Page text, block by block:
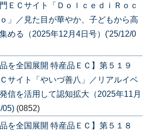
ＥＣサイト「ＤｏｌｃｅｄｉＲｏｃ
」／見た目が華やか、子どもから高
める（2025年12月4日号）('25/12/0
を全国展開 特産品ＥＣ】第５１９
サイト「やいづ善八」／リアルイベ
信を活用して認知拡大（2025年11月
05) (0852)
を全国展開 特産品ＥＣ】第５１８